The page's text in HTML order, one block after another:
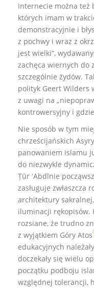
Internecie można też
których imam w
demonstracyjnie i
jest wielki”,
zachęca wiernych do
szczególnie żydów.
polityk Geert Wilders
z uwagi na
kontrowersyjny i
Nie sposób w tym
chrześcijańskich
panowaniem islamu
do niezwykle
Ṭūr ʻAbdīnie
zasługuje zwłaszcza
architektury
iluminacji rękopisów.
rozsiane, że trudno
z wyjątkiem Góry Atos
edukacyjnych
doczekały się wielu
początku podboju
względnej tolerancji,